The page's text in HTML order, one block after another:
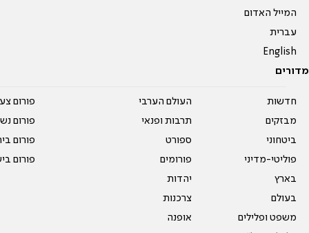
המייל האדום
עברית
English
מדורים
חדשות
מבזקים
ביטחוני
פוליטי-מדיני
בארץ
בעולם
משפט ופלילים
העולם הערבי
תרבות ופנאי
ספורט
פורומים
יהדות
צרכנות
אופנה
פורום
פורום
פורום
פורום